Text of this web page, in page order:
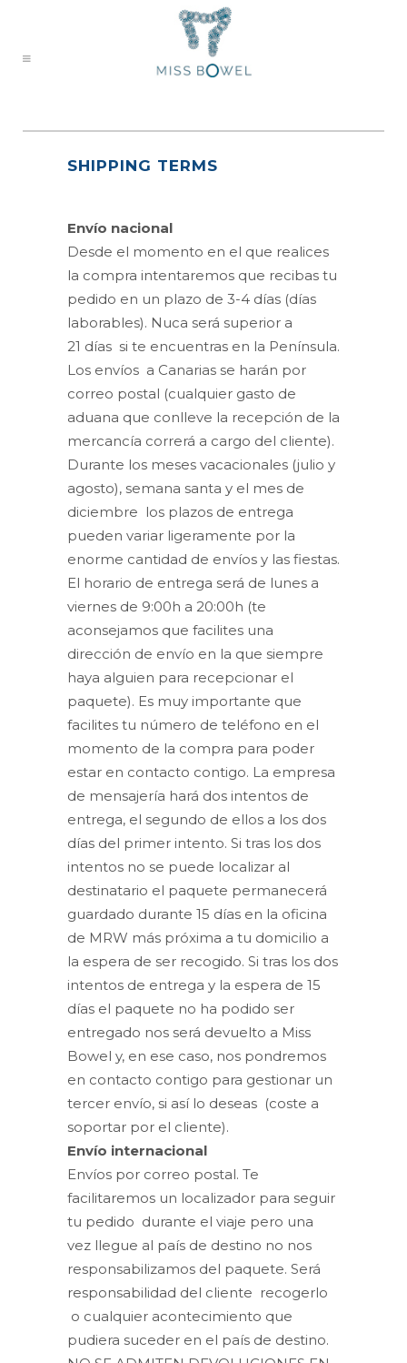
SHIPPING TERMS
Envío nacional
Desde el momento en el que realices
la compra intentaremos que recibas tu
pedido en un plazo de 3-4 días (días
laborables). Nuca será superior a
21 días si te encuentras en la Península.
Los envíos a Canarias se harán por
correo postal (cualquier gasto de
aduana que conlleve la recepción de la
mercancía correrá a cargo del cliente).
Durante los meses vacacionales (julio y
agosto), semana santa y el mes de
diciembre los plazos de entrega
pueden variar ligeramente por la
enorme cantidad de envíos y las fiestas.
El horario de entrega será de lunes a
viernes de 9:00h a 20:00h (te
aconsejamos que facilites una
dirección de envío en la que siempre
haya alguien para recepcionar el
paquete). Es muy importante que
facilites tu número de teléfono en el
momento de la compra para poder
estar en contacto contigo. La empresa
de mensajería hará dos intentos de
entrega, el segundo de ellos a los dos
días del primer intento. Si tras los dos
intentos no se puede localizar al
destinatario el paquete permanecerá
guardado durante 15 días en la oficina
de MRW más próxima a tu domicilio a
la espera de ser recogido. Si tras los dos
intentos de entrega y la espera de 15
días el paquete no ha podido ser
entregado nos será devuelto a Miss
Bowel y, en ese caso, nos pondremos
en contacto contigo para gestionar un
tercer envío, si así lo deseas (coste a
soportar por el cliente).
Envío internacional
Envíos por correo postal. Te
facilitaremos un localizador para seguir
tu pedido durante el viaje pero una
vez llegue al país de destino no nos
responsabilizamos del paquete. Será
responsabilidad del cliente recogerlo
o cualquier acontecimiento que
pudiera suceder en el país de destino.